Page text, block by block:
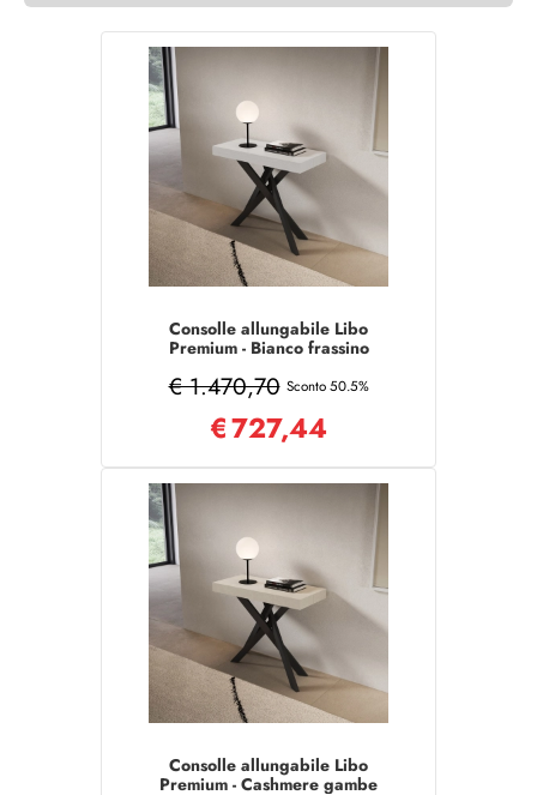
Consolle allungabile Libo
Premium - Bianco frassino
cm
€ 1.470,70 Sconto 50.5%
€727,44
Consolle allungabile Libo
Premium - Cashmere gambe